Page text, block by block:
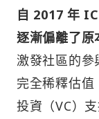
自 2017 年
逐漸偏離了原
激發社區的參
完全稀釋估值
投資（VC）